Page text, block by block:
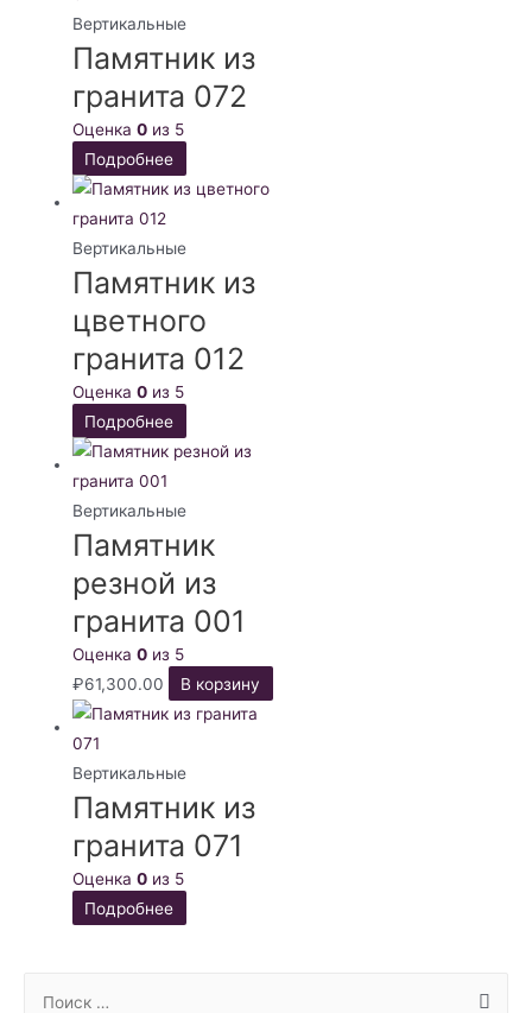
Вертикальные
Памятник из
гранита 072
Оценка0 из 5
Подробнее
Вертикальные
Памятник из
цветного
гранита 012
Оценка0 из 5
Подробнее
Вертикальные
Памятник
резной из
гранита 001
Оценка0 из 5
₽61,300.00 В корзину
Вертикальные
Памятник из
гранита 071
Оценка0 из 5
Подробнее